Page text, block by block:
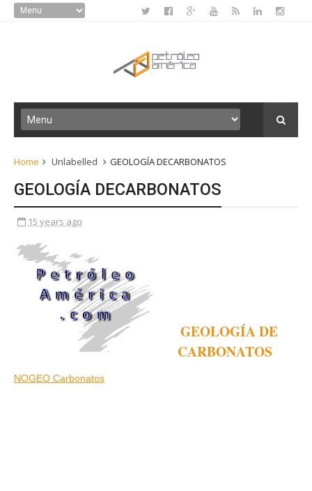
Home Unlabelled GEOLOGÍA DECARBONATOS
GEOLOGÍA DECARBONATOS
15 years ago
GEOLOGÍA DE
CARBONATOS
NOGEO Carbonatos